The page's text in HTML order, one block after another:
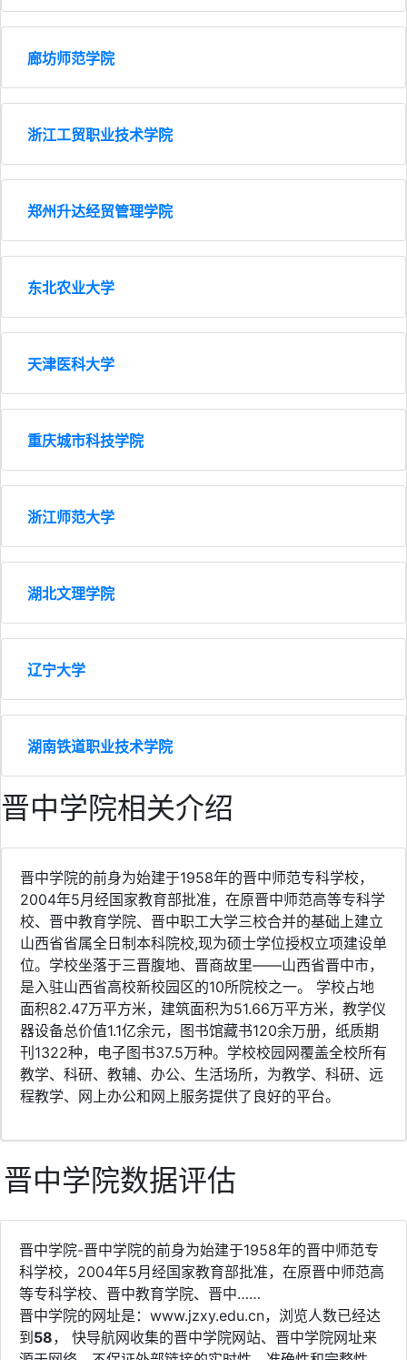
廊坊师范学院
浙江工贸职业技术学院
郑州升达经贸管理学院
东北农业大学
天津医科大学
重庆城市科技学院
浙江师范大学
湖北文理学院
辽宁大学
湖南铁道职业技术学院
晋中学院相关介绍
晋中学院的前身为始建于1958年的晋中师范专科学校，
2004年5月经国家教育部批准，在原晋中师范高等专科学
校、晋中教育学院、晋中职工大学三校合并的基础上建立
山西省省属全日制本科院校,现为硕士学位授权立项建设单
位。学校坐落于三晋腹地、晋商故里——山西省晋中市，
是入驻山西省高校新校园区的10所院校之一。 学校占地
面积82.47万平方米，建筑面积为51.66万平方米，教学仪
器设备总价值1.1亿余元，图书馆藏书120余万册，纸质期
刊1322种，电子图书37.5万种。学校校园网覆盖全校所有
教学、科研、教辅、办公、生活场所，为教学、科研、远
程教学、网上办公和网上服务提供了良好的平台。
晋中学院数据评估
晋中学院-晋中学院的前身为始建于1958年的晋中师范专
科学校，2004年5月经国家教育部批准，在原晋中师范高
等专科学校、晋中教育学院、晋中……
晋中学院的网址是：www.jzxy.edu.cn，浏览人数已经达
到58， 快导航网收集的晋中学院网站、晋中学院网址来